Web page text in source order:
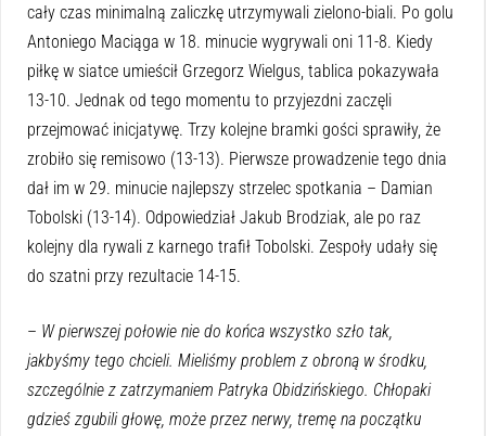
cały czas minimalną zaliczkę utrzymywali zielono-biali. Po golu
Antoniego Maciąga w 18. minucie wygrywali oni 11-8. Kiedy
piłkę w siatce umieścił Grzegorz Wielgus, tablica pokazywała
13-10. Jednak od tego momentu to przyjezdni zaczęli
przejmować inicjatywę. Trzy kolejne bramki gości sprawiły, że
zrobiło się remisowo (13-13). Pierwsze prowadzenie tego dnia
dał im w 29. minucie najlepszy strzelec spotkania – Damian
Tobolski (13-14). Odpowiedział Jakub Brodziak, ale po raz
kolejny dla rywali z karnego trafił Tobolski. Zespoły udały się
do szatni przy rezultacie 14-15.
– W pierwszej połowie nie do końca wszystko szło tak,
jakbyśmy tego chcieli. Mieliśmy problem z obroną w środku,
szczególnie z zatrzymaniem Patryka Obidzińskiego. Chłopaki
gdzieś zgubili głowę, może przez nerwy, tremę na początku